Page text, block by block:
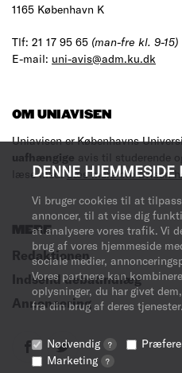
DENNE HJEMMESIDE
Vi bruger cookies til at
annoncer, til at vise dig
at analysere vores trafik. Vi
brug af vores hjemmeside
sociale medier,
Vores partnere kan
oplysninger, du har givet
fra din brug af deres tjenester.
Nødvendig ?
Marketing ?
1165 København K
Tlf: 21 17 95 65 (man-fre kl. 9-15)
E-mail: uni-avis@adm.ku.dk
OM UNIAVISEN
Uniavisen er Københavns
uafhængige avis til studerende
læse med.Læs mere om avisen
MERE
Redaktionen
Indsend debatindlæg
Annoncering